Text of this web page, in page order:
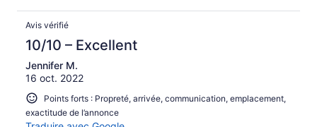
Avis vérifié
10/10 – Excellent
Jennifer M.
16 oct. 2022
Points forts : Propreté, arrivée, communication, emplacement,
exactitude de l’annonce